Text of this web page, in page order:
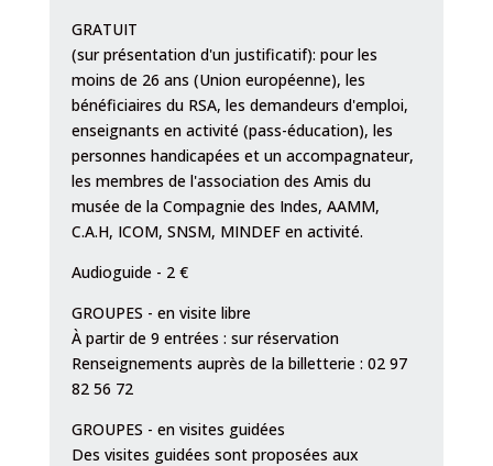
GRATUIT
(sur présentation d'un justificatif): pour les
moins de 26 ans (Union européenne), les
bénéficiaires du RSA, les demandeurs d'emploi,
enseignants en activité (pass-éducation), les
personnes handicapées et un accompagnateur,
les membres de l'association des Amis du
musée de la Compagnie des Indes, AAMM,
C.A.H, ICOM, SNSM, MINDEF en activité.
Audioguide - 2 €
GROUPES - en visite libre
À partir de 9 entrées : sur réservation
Renseignements auprès de la billetterie : 02 97
82 56 72
GROUPES - en visites guidées
Des visites guidées sont proposées aux